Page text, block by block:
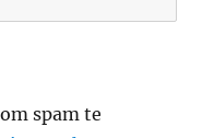
spam te